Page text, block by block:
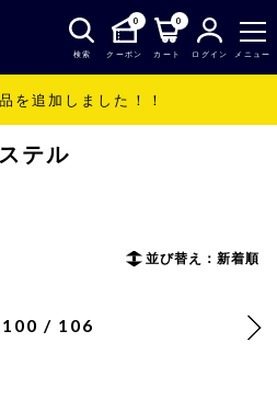
検索
0
クーポン
0
カート ログイン メニュー
を追加しました！！
テル
並び替え：新着順
/ 106